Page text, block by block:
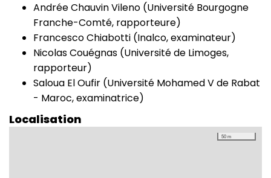
Andrée Chauvin Vileno (Université Bourgogne
Franche-Comté, rapporteure)
Francesco Chiabotti (Inalco, examinateur)
Nicolas Couégnas (Université de Limoges,
rapporteur)
Saloua El Oufir (Université Mohamed V de Rabat
- Maroc, examinatrice)
Localisation
50 m